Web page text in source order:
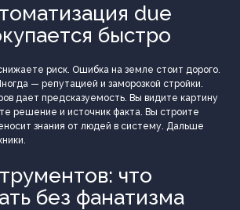
due
быстро
риск. Ошибка на земле стоит дорого.
— репутацией и заморозкой стройки.
дает предсказуемость. Вы видите картину
решение и источник факта. Вы строите
знания от людей в систему. Дальше
что
без фанатизма